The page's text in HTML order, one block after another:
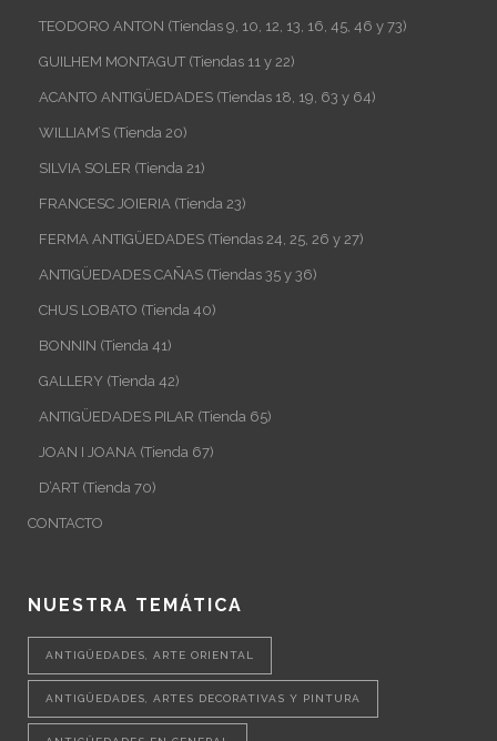
TEODORO ANTON (Tiendas 9, 10, 12, 13, 16, 45, 46 y 73)
GUILHEM MONTAGUT (Tiendas 11 y 22)
ACANTO ANTIGÜEDADES (Tiendas 18, 19, 63 y 64)
WILLIAM’S (Tienda 20)
SILVIA SOLER (Tienda 21)
FRANCESC JOIERIA (Tienda 23)
FERMA ANTIGÜEDADES (Tiendas 24, 25, 26 y 27)
ANTIGÜEDADES CAÑAS (Tiendas 35 y 36)
CHUS LOBATO (Tienda 40)
BONNIN (Tienda 41)
GALLERY (Tienda 42)
ANTIGÜEDADES PILAR (Tienda 65)
JOAN I JOANA (Tienda 67)
D’ART (Tienda 70)
CONTACTO
NUESTRA TEMÁTICA
ANTIGÜEDADES, ARTE ORIENTAL
ANTIGÜEDADES, ARTES DECORATIVAS Y PINTURA